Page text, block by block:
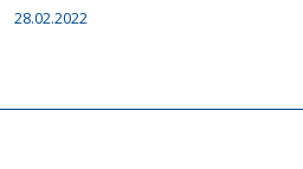
28.02.2022